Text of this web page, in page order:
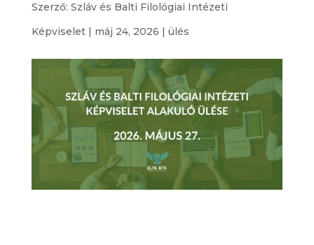
Szerző: Szláv és Balti Filológiai Intézeti
Képviselet| máj 24, 2026 | ülés